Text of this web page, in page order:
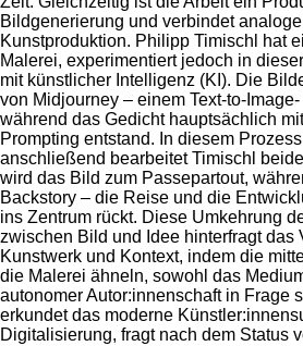
Bildgenerierung und verbindet
Kunstproduktion. Philipp Timischl hat
Malerei, experimentiert jedoch in
mit künstlicher Intelligenz (KI). Die
von Midjourney – einem Text-to-
während das Gedicht hauptsächlich
Prompting entstand. In diesem
anschließend bearbeitet Timischl
wird das Bild zum Passepartout,
Backstory – die Reise und die
ins Zentrum rückt. Diese Umkehrung
zwischen Bild und Idee hinterfragt das
Kunstwerk und Kontext, indem die
die Malerei ähneln, sowohl das
autonomer Autor:innenschaft in Frage
erkundet das moderne
Digitalisierung, fragt nach dem Status